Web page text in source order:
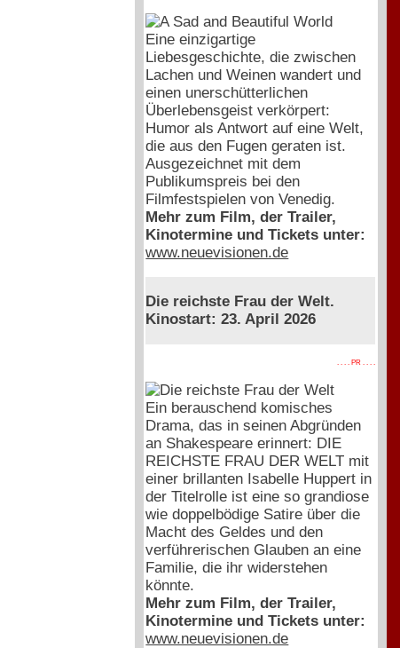
Eine einzigartige
Liebesgeschichte, die zwischen
Lachen und Weinen wandert und
einen unerschütterlichen
Überlebensgeist verkörpert:
Humor als Antwort auf eine Welt,
die aus den Fugen geraten ist.
Ausgezeichnet mit dem
Publikumspreis bei den
Filmfestspielen von Venedig.
Mehr zum Film, der Trailer,
Kinotermine und Tickets unter:
www.neuevisionen.de
Die reichste Frau der Welt.
Kinostart: 23. April 2026
. . . . PR . . . .
Ein berauschend komisches
Drama, das in seinen Abgründen
an Shakespeare erinnert: DIE
REICHSTE FRAU DER WELT mit
einer brillanten Isabelle Huppert in
der Titelrolle ist eine so grandiose
wie doppelbödige Satire über die
Macht des Geldes und den
verführerischen Glauben an eine
Familie, die ihr widerstehen
könnte.
Mehr zum Film, der Trailer,
Kinotermine und Tickets unter:
www.neuevisionen.de